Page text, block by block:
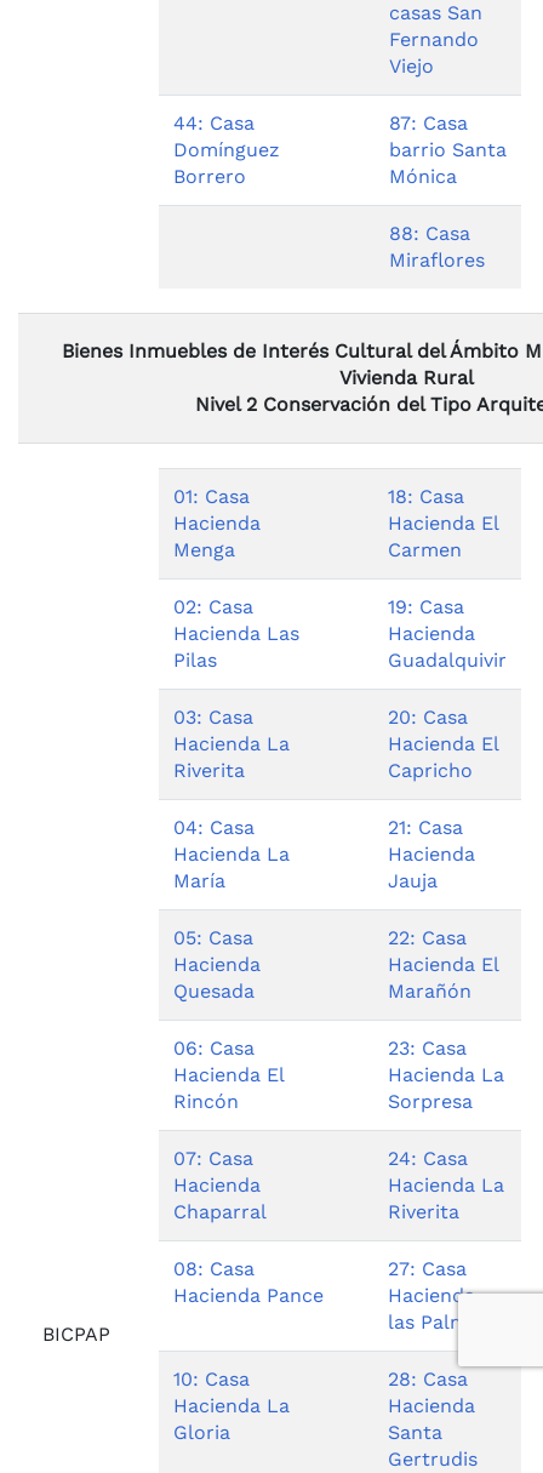
casas San
Fernando
Viejo
44: Casa
Domínguez
Borrero
87: Casa
barrio Santa
Mónica
88: Casa
Miraflores
Bienes Inmuebles de Interés Cultural del Ámbito
Vivienda Rural
Nivel 2 Conservación del Tipo
BICPAP
01: Casa
Hacienda
Menga
18: Casa
Hacienda El
Carmen
02: Casa
Hacienda Las
Pilas
19: Casa
Hacienda
Guadalquivir
03: Casa
Hacienda La
Riverita
20: Casa
Hacienda El
Capricho
04: Casa
Hacienda La
María
21: Casa
Hacienda
Jauja
05: Casa
Hacienda
Quesada
22: Casa
Hacienda El
Marañón
06: Casa
Hacienda El
Rincón
23: Casa
Hacienda La
Sorpresa
07: Casa
Hacienda
Chaparral
24: Casa
Hacienda La
Riverita
08: Casa
Hacienda Pance
27: Casa
Hacienda
las Palmas
10: Casa
Hacienda La
Gloria
28: Casa
Hacienda
Santa
Gertrudis